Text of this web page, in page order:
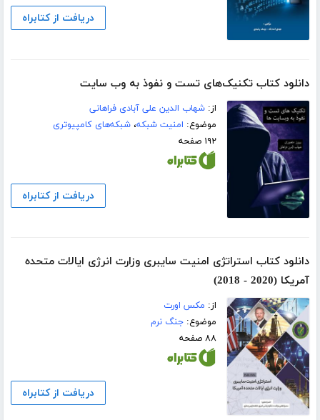
دریافت از کتابراه
دانلود کتاب تکنیک‌های تست و نفوذ به وب سایت
از:شهاب الدین علی آبادی فراهانی
موضوع: امنیت شبکه،شبکه‌های کامپیوتری
۱۹۲ صفحه
دریافت از کتابراه
دانلود کتاب استراتژی امنیت سایبری وزارت انرژی ایالات متحده
آمریکا (2020 - 2018)
از: مکس اورت
موضوع:جنگ نرم
۸۸ صفحه
دریافت از کتابراه